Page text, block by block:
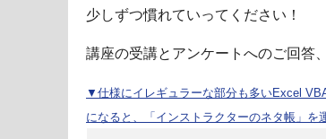
少しずつ慣れていってください！
講座の受講とアンケートへのご回答
▼仕様にイレギュラーな部分も多いExcel
になると、「インストラクターのネタ帳」を